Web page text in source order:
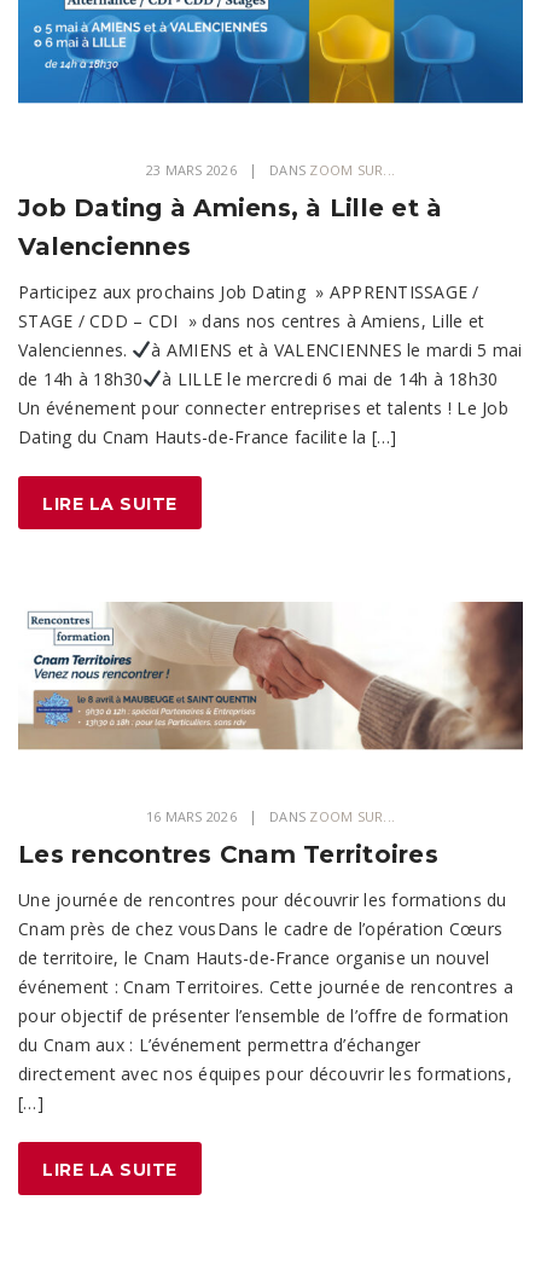
23 MARS 2026 DANS ZOOM SUR...
Job Dating à Amiens, à Lille et à
Valenciennes
Participez aux prochains Job Dating » APPRENTISSAGE /
STAGE / CDD – CDI » dans nos centres à Amiens, Lille et
Valenciennes.
à AMIENS et à VALENCIENNES le mardi 5 mai
de 14h à 18h30
à LILLE le mercredi 6 mai de 14h à 18h30
Un événement pour connecter entreprises et talents ! Le Job
Dating du Cnam Hauts-de-France facilite la […]
LIRE LA SUITE
16 MARS 2026 DANS ZOOM SUR...
Les rencontres Cnam Territoires
Une journée de rencontres pour découvrir les formations du
Cnam près de chez vousDans le cadre de l’opération Cœurs
de territoire, le Cnam Hauts-de-France organise un nouvel
événement : Cnam Territoires. Cette journée de rencontres a
pour objectif de présenter l’ensemble de l’offre de formation
du Cnam aux : L’événement permettra d’échanger
directement avec nos équipes pour découvrir les formations,
[…]
LIRE LA SUITE